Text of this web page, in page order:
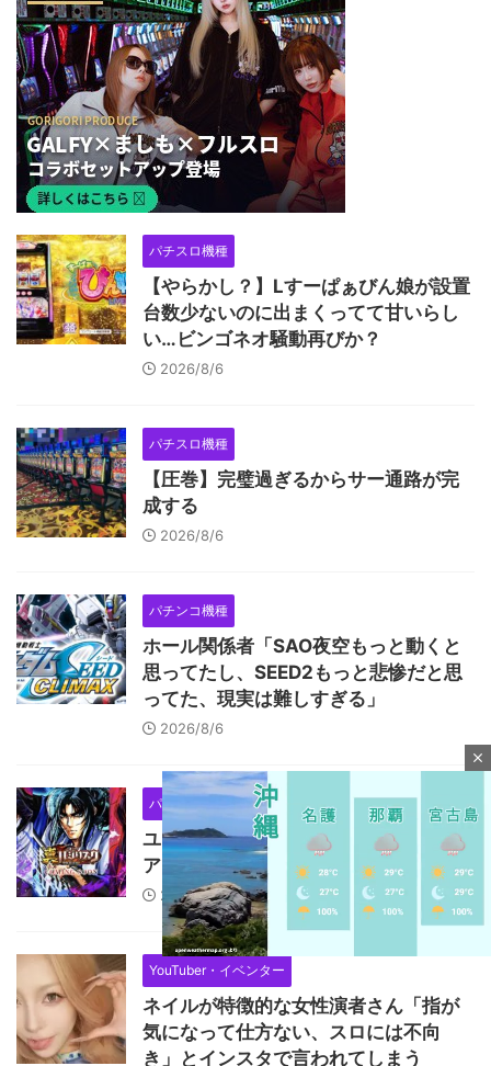
パチスロ機種
【やらかし？】Lすーぱぁびん娘が設置
台数少ないのに出まくってて甘いらし
い…ビンゴネオ騒動再びか？
2026/8/6
パチスロ機種
【圧巻】完璧過ぎるからサー通路が完
成する
2026/8/6
パチンコ機種
ホール関係者「SAO夜空もっと動くと
思ってたし、SEED2もっと悲惨だと思
ってた、現実は難しすぎる」
2026/8/6
パチスロ機種
ユニバが「次回」という意味深画像を
アップ！バジリスクシリーズくるか？
2026/8/6
YouTuber・イベンター
ネイルが特徴的な女性演者さん「指が
気になって仕方ない、スロには不向
き」とインスタで言われてしまう
close
M
u
t